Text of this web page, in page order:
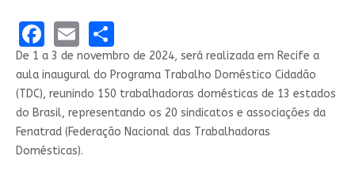
Facebook
EmailShare
De 1 a 3 de novembro de 2024, será realizada em Recife a
aula inaugural do Programa Trabalho Doméstico Cidadão
(TDC), reunindo 150 trabalhadoras domésticas de 13 estados
do Brasil, representando os 20 sindicatos e associações da
Fenatrad (Federação Nacional das Trabalhadoras
Domésticas).